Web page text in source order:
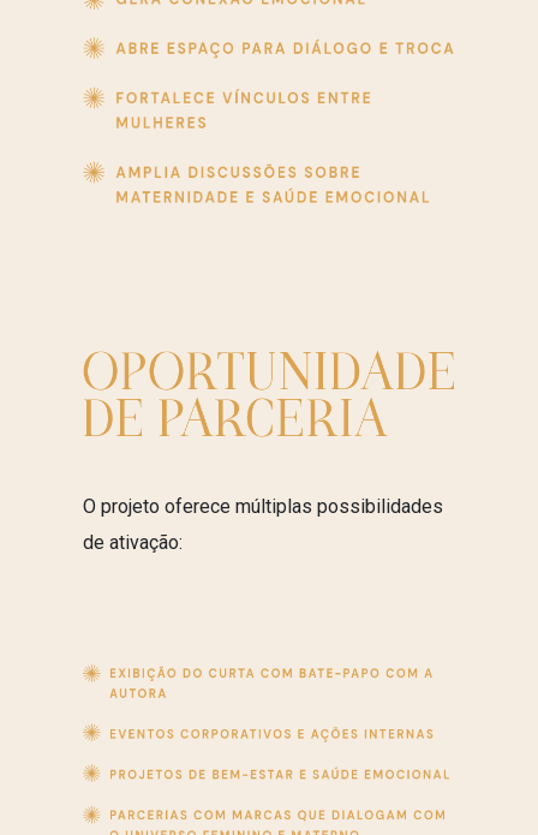
O projeto oferece múltiplas possibilidades
de ativação: